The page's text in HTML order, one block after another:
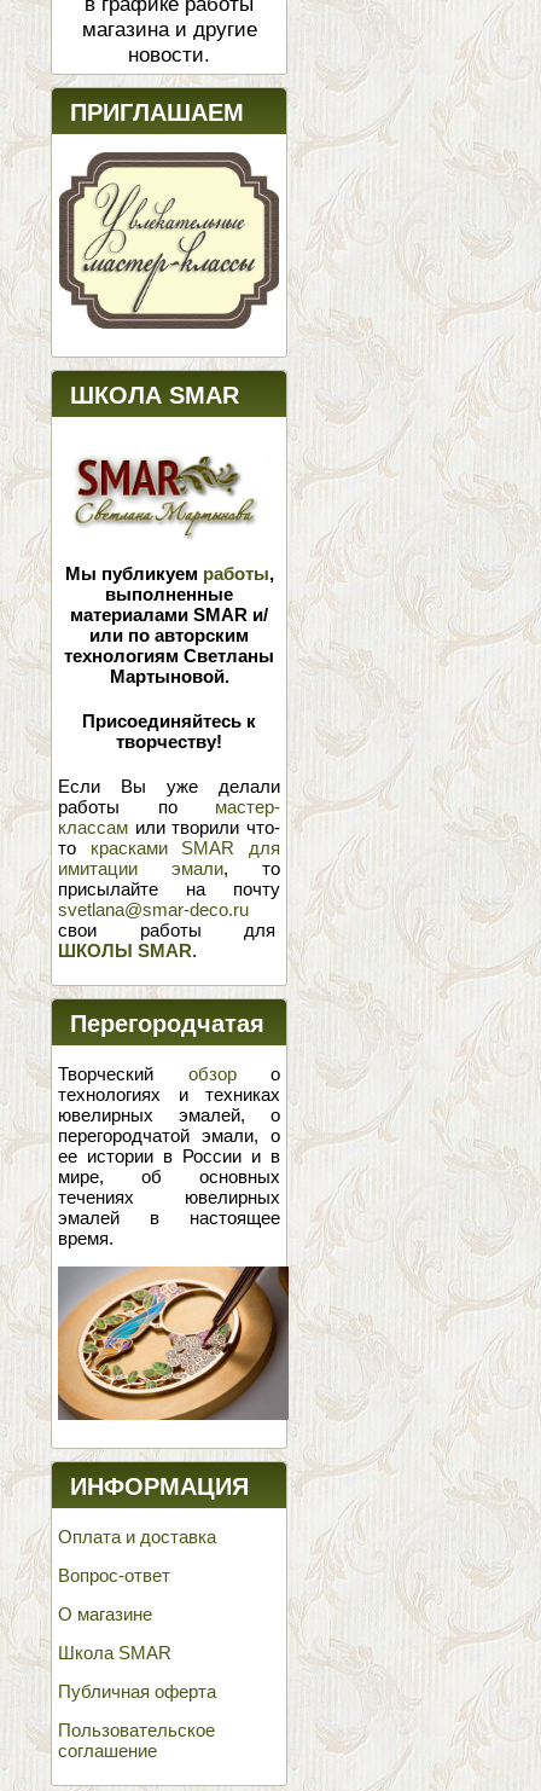
магазина и другие
новости.
ПРИГЛАШАЕМ
ШКОЛА SMAR
Мы публикуем работы,
выполненные
материалами SMAR и/
или по авторским
технологиям Светланы
Мартыновой.
Присоединяйтесь к
творчеству!
Если Вы уже делали
работы по мастер-
классам или творили что-
то красками SMAR для
имитации эмали, то
присылайте на почту
svetlana@smar-deco.ru
свои работы для
ШКОЛЫ SMAR.
Перегородчатая
эмаль
Творческий обзоро
технологиях и техниках
ювелирных эмалей, о
перегородчатой эмали, о
ее истории в России и в
мире, об основных
течениях ювелирных
эмалей в настоящее
время.
ИНФОРМАЦИЯ
Оплата и доставка
Вопрос-ответ
О магазине
Школа SMAR
Публичная оферта
Пользовательское
соглашение